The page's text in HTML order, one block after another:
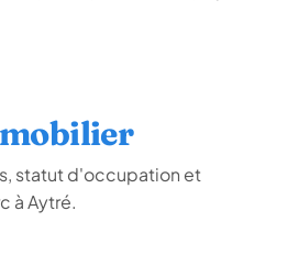
statut d'occupation et
à Aytré.